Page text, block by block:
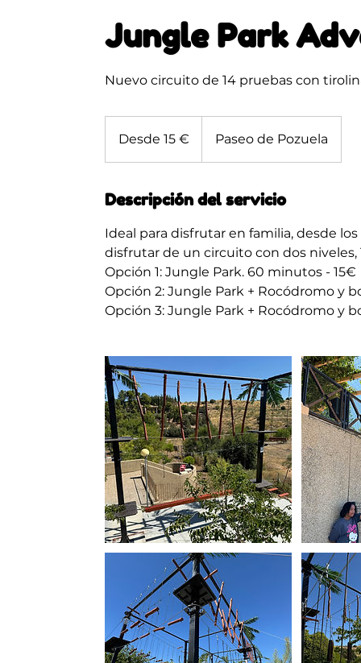
Jungle Park
Nuevo circuito de 14 pruebas con
eurosDesde 15 € Paseo de Pozuela
Descripción del servicio
Ideal para disfrutar en familia, desde
disfrutar de un circuito con dos
Opción 1: Jungle Park. 60 minutos - 15€
Opción 2: Jungle Park + Rocódromo y
Opción 3: Jungle Park + Rocódromo y